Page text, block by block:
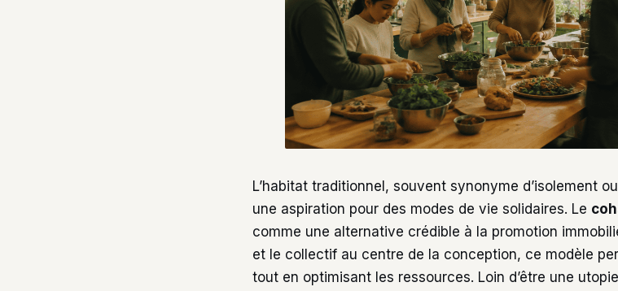
L’habitat traditionnel, souvent synonyme d’isolement
une aspiration pour des modes de vie solidaires. Le
comme une alternative crédible à la promotion
et le collectif au centre de la conception, ce modèle
tout en optimisant les ressources. Loin d’être une